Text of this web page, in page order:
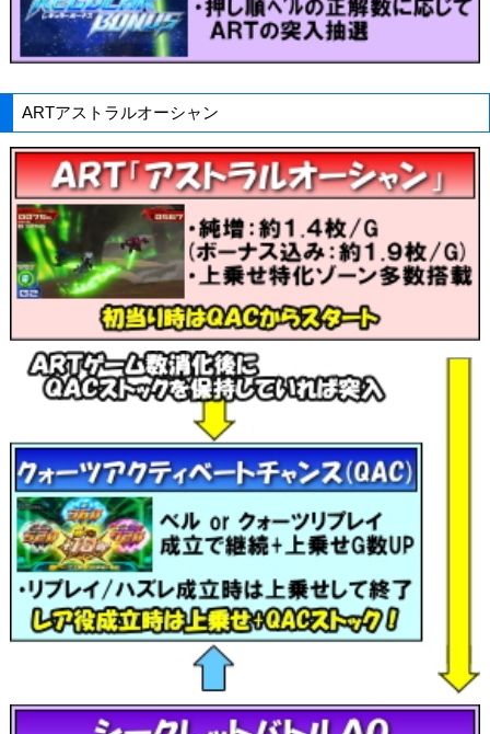
ARTアストラルオーシャン